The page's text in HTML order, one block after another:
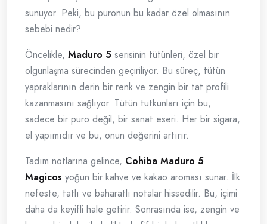
sunuyor. Peki, bu puronun bu kadar özel olmasının
sebebi nedir?
Öncelikle, Maduro 5 serisinin tütünleri, özel bir
olgunlaşma sürecinden geçiriliyor. Bu süreç, tütün
yapraklarının derin bir renk ve zengin bir tat profili
kazanmasını sağlıyor. Tütün tutkunları için bu,
sadece bir puro değil, bir sanat eseri. Her bir sigara,
el yapımıdır ve bu, onun değerini artırır.
Tadım notlarına gelince, Cohiba Maduro 5
Magicos yoğun bir kahve ve kakao aroması sunar. İlk
nefeste, tatlı ve baharatlı notalar hissedilir. Bu, içimi
daha da keyifli hale getirir. Sonrasında ise, zengin ve